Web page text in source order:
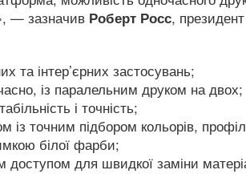
— зазначив Роберт Росс,
та інтер’єрних застосувань;
із паралельним друком на двох;
і точність;
із точним підбором кольорів,
білої фарби;
доступом для швидкої заміни